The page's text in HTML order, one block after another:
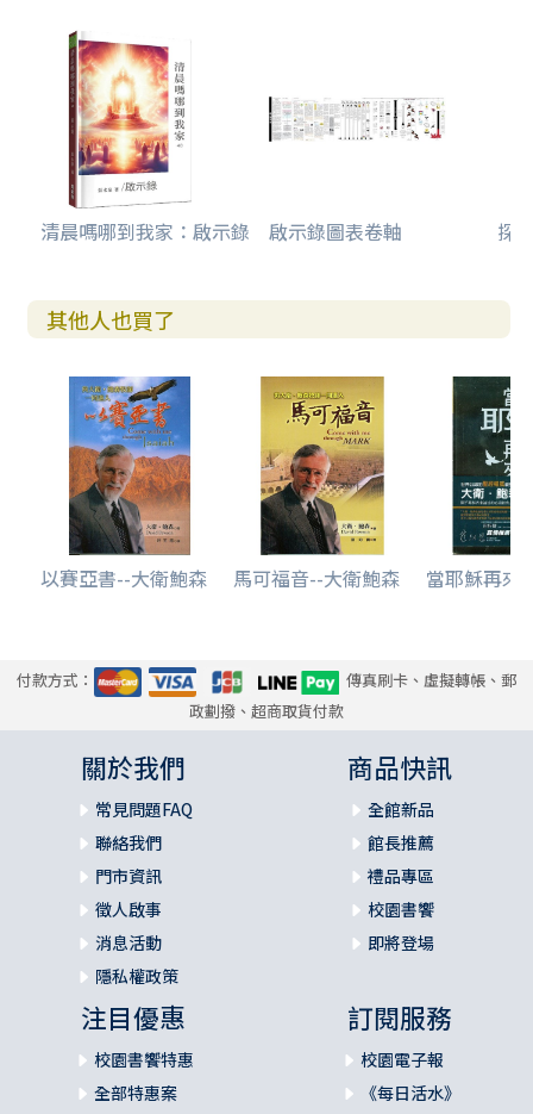
清晨嗎哪到我家：啟示錄 啟示錄圖表卷軸 探
其他人也買了
以賽亞書--大衛鮑森 馬可福音--大衛鮑森 當耶穌再來
付款方式：
傳真刷卡、虛擬轉帳、郵
政劃撥、超商取貨付款
關於我們
常見問題FAQ
聯絡我們
門市資訊
徵人啟事
消息活動
隱私權政策
商品快訊
全館新品
館長推薦
禮品專區
校園書饗
即將登場
注目優惠
校園書饗特惠
全部特惠案
訂閱服務
校園電子報
《每日活水》